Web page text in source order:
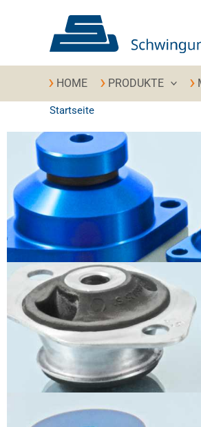
HOME PRODUKTE
Startseite